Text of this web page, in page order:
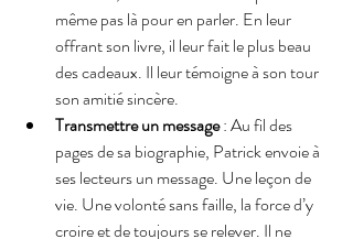
même pas là pour en parler. En leur
offrant son livre, il leur fait le plus beau
des cadeaux. Il leur témoigne à son tour
son amitié sincère.
Transmettre un message : Au fil des
pages de sa biographie, Patrick envoie à
ses lecteurs un message. Une leçon de
vie. Une volonté sans faille, la force d’y
croire et de toujours se relever. Il ne